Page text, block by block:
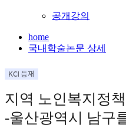
공개강의
home
국내학술논문 상세
지역 노인복지정
-울산광역시 남구